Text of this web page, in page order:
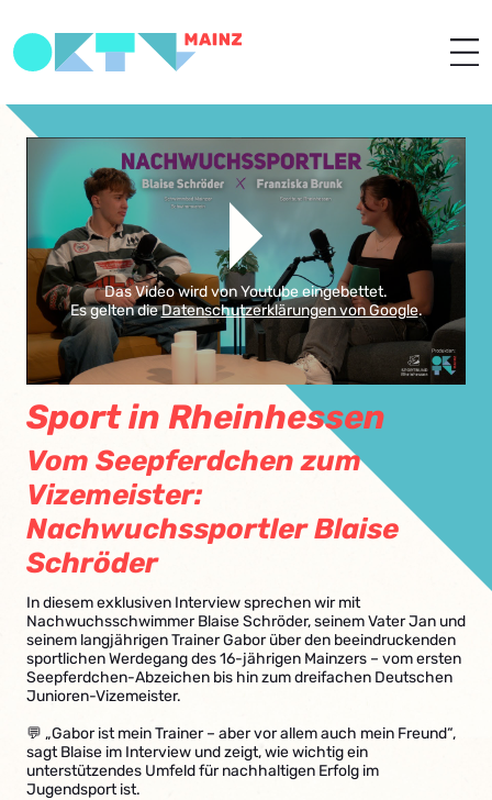
Das Video wird von Youtube eingebettet.
Es gelten dieDatenschutzerklärungen von Google.
Sport in Rheinhessen
Vom Seepferdchen zum
Vizemeister:
Nachwuchssportler Blaise
Schröder
In diesem exklusiven Interview sprechen wir mit
Nachwuchsschwimmer Blaise Schröder, seinem Vater Jan und
seinem langjährigen Trainer Gabor über den beeindruckenden
sportlichen Werdegang des 16-jährigen Mainzers – vom ersten
Seepferdchen-Abzeichen bis hin zum dreifachen Deutschen
Junioren-Vizemeister.
💬 „Gabor ist mein Trainer – aber vor allem auch mein Freund“,
sagt Blaise im Interview und zeigt, wie wichtig ein
unterstützendes Umfeld für nachhaltigen Erfolg im
Jugendsport ist.